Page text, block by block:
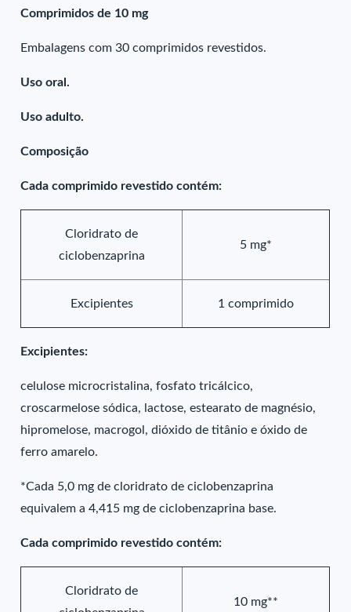
Comprimidos de 10 mg
Embalagens com 30 comprimidos revestidos.
Uso oral.
Uso adulto.
Composição
Cada comprimido revestido contém:
Cloridrato de
ciclobenzaprina
5 mg*
Excipientes 1 comprimido
Excipientes:
celulose microcristalina, fosfato tricálcico,
croscarmelose sódica, lactose, estearato de magnésio,
hipromelose, macrogol, dióxido de titânio e óxido de
ferro amarelo.
*Cada 5,0 mg de cloridrato de ciclobenzaprina
equivalem a 4,415 mg de ciclobenzaprina base.
Cada comprimido revestido contém:
Cloridrato de
10 mg**